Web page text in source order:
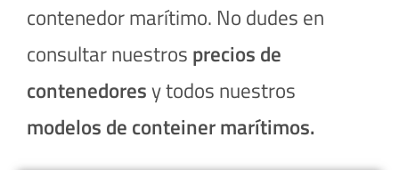
contenedor marítimo. No dudes en
consultar nuestros precios de
contenedoresy todos nuestros
modelos de conteiner marítimos.